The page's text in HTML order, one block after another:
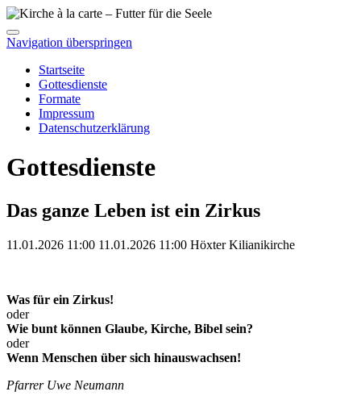
Navigation überspringen
Startseite
Gottesdienste
Formate
Impressum
Datenschutzerklärung
Gottesdienste
Das ganze Leben ist ein Zirkus
11.01.2026 11:00 11.01.2026 11:00 Höxter Kilianikirche
Was für ein Zirkus!
oder
Wie bunt können Glaube, Kirche, Bibel sein?
oder
Wenn Menschen über sich hinauswachsen!
Pfarrer Uwe Neumann